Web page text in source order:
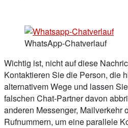
WhatsApp-Chatverlauf
Wichtig ist, nicht auf diese
Kontaktieren Sie die Person, die
alternativem Wege und lassen
falschen Chat-Partner davon
anderen Messenger, Mailverkehr
Rufnummern, um eine parallele